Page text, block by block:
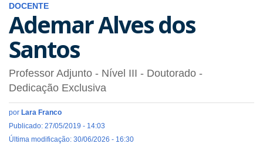
DOCENTE
Ademar Alves dos
Santos
Professor Adjunto - Nível III - Doutorado -
Dedicação Exclusiva
por Lara Franco
Publicado: 27/05/2019 - 14:03
Última modificação: 30/06/2026 - 16:30